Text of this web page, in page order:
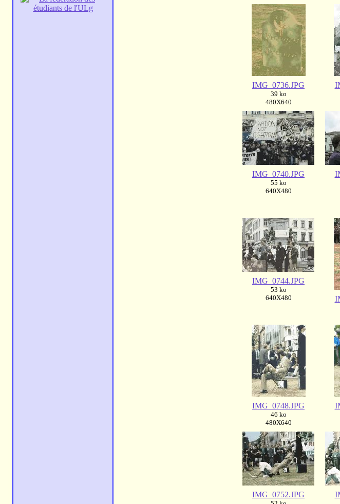
IMG_0736.JPG
39 ko
480X640
IMG_0740.JPG
55 ko
640X480
IMG_0744.JPG
53 ko
640X480
IMG_0748.JPG
46 ko
480X640
IMG_0752.JPG